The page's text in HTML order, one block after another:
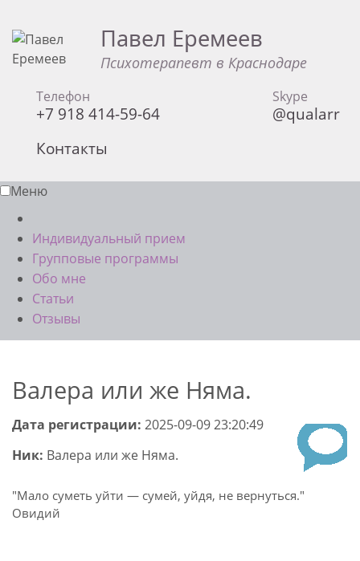
Павел Еремеев
Психотерапевт в Краснодаре
Телефон
+7 918 414-59-64
Skype
@qualarr
Контакты
Меню
Индивидуальный прием
Групповые программы
Обо мне
Статьи
Отзывы
Валера или же Няма.
Дата регистрации: 2025-09-09 23:20:49
Ник: Валера или же Няма.
"Мало суметь уйти — сумей, уйдя, не вернуться."
Овидий